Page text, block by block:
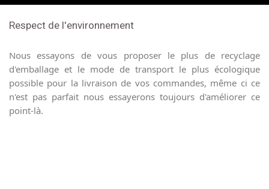
Respect de l'environnement
Nous essayons de vous proposer le plus de recyclage
d'emballage et le mode de transport le plus écologique
possible pour la livraison de vos commandes, même ci ce
n'est pas parfait nous essayerons toujours d'améliorer ce
point-là.